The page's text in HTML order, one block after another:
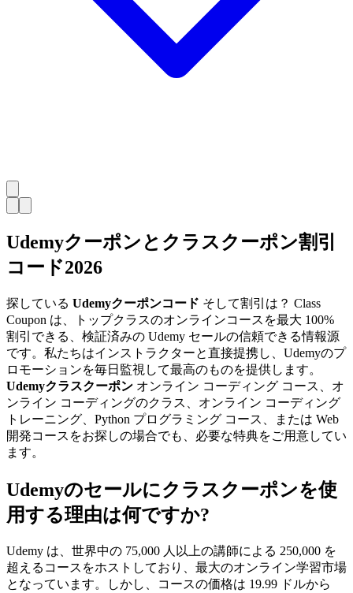
Udemyクーポンとクラスクーポン割引
コード2026
探している Udemyクーポンコード そして割引は？ Class
Coupon は、トップクラスのオンラインコースを最大 100%
割引できる、検証済みの Udemy セールの信頼できる情報源
です。私たちはインストラクターと直接提携し、Udemyのプ
ロモーションを毎日監視して最高のものを提供します。
Udemyクラスクーポン オンライン コーディング コース、オ
ンライン コーディングのクラス、オンライン コーディング
トレーニング、Python プログラミング コース、または Web
開発コースをお探しの場合でも、必要な特典をご用意してい
ます。
Udemyのセールにクラスクーポンを使
用する理由は何ですか?
Udemy は、世界中の 75,000 人以上の講師による 250,000 を
超えるコースをホストしており、最大のオンライン学習市場
となっています。しかし、コースの価格は 19.99 ドルから